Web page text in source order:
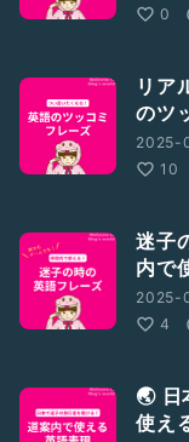
0
リア
のツ
2025-
10
迷子
内で
2025-
4
🌏 日
使え